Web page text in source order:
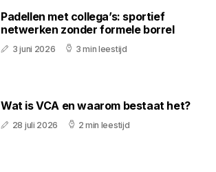
Padellen met collega’s: sportief
netwerken zonder formele borrel
3 juni 2026 3 min leestijd
Wat is VCA en waarom bestaat het?
28 juli 2026 2 min leestijd